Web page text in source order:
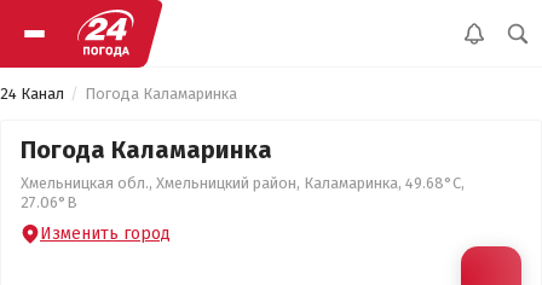
24 Канал Погода Каламаринка
Погода Каламаринка
Хмельницкая обл., Хмельницкий район, Каламаринка, 49.68°С,
27.06°В
Изменить город